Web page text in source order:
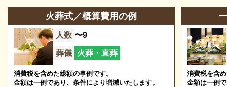
営業時間 24時間営業
定休日
※2023/09/07時点
火葬式／概算費用の例
人数 〜9
葬儀 火葬・直葬
消費税を含めた総額の事例です。
金額は一例であり、条件により増減いたします。
消費税を含
金額は一例